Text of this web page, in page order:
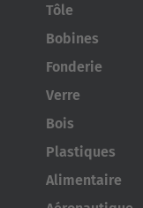
Tôle
Bobines
Fonderie
Verre
Bois
Plastiques
Alimentaire